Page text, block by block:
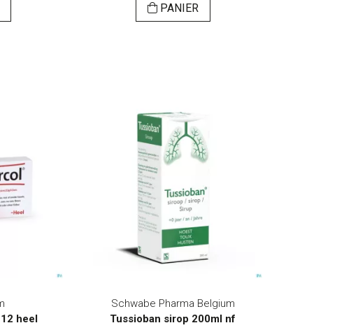
PANIER
heel
Schwabe Pharma Belgium
Tussioban sirop 200ml nf